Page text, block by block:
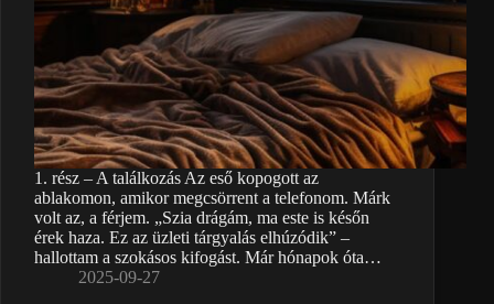
1. rész – A találkozás Az eső kopogott az
ablakomon, amikor megcsörrent a telefonom. Márk
volt az, a férjem. „Szia drágám, ma este is későn
érek haza. Ez az üzleti tárgyalás elhúzódik” –
hallottam a szokásos kifogást. Már hónapok óta…
2025-09-27